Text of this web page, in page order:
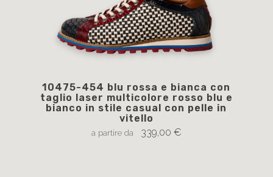
10475-454 blu rossa e bianca con
taglio laser multicolore rosso blu e
bianco in stile casual con pelle in
vitello
a partire da 339,00 €